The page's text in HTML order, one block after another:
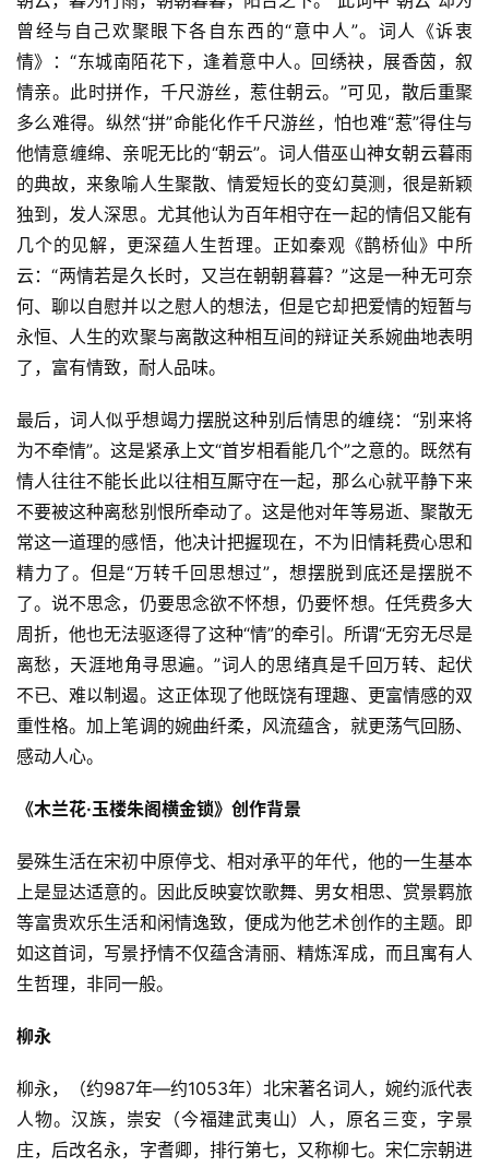
首
页
曾经与自己欢聚眼下各自东西的“意中人”。词人《诉衷
情》：“东城南陌花下，逢着意中人。回绣袂，展香茵，叙
情亲。此时拼作，千尺游丝，惹住朝云。”可见，散后重聚
多么难得。纵然“拼”命能化作千尺游丝，怕也难“惹”得住与
他情意缠绵、亲呢无比的“朝云”。词人借巫山神女朝云暮雨
的典故，来象喻人生聚散、情爱短长的变幻莫测，很是新颖
独到，发人深思。尤其他认为百年相守在一起的情侣又能有
几个的见解，更深蕴人生哲理。正如秦观《鹊桥仙》中所
云：“两情若是久长时，又岂在朝朝暮暮？”这是一种无可奈
何、聊以自慰并以之慰人的想法，但是它却把爱情的短暂与
永恒、人生的欢聚与离散这种相互间的辩证关系婉曲地表明
了，富有情致，耐人品味。
最后，词人似乎想竭力摆脱这种别后情思的缠绕：“别来将
为不牵情”。这是紧承上文“首岁相看能几个”之意的。既然有
情人往往不能长此以往相互厮守在一起，那么心就平静下来
不要被这种离愁别恨所牵动了。这是他对年等易逝、聚散无
常这一道理的感悟，他决计把握现在，不为旧情耗费心思和
精力了。但是“万转千回思想过”，想摆脱到底还是摆脱不
了。说不思念，仍要思念欲不怀想，仍要怀想。任凭费多大
周折，他也无法驱逐得了这种“情”的牵引。所谓“无穷无尽是
离愁，天涯地角寻思遍。”词人的思绪真是千回万转、起伏
不已、难以制遏。这正体现了他既饶有理趣、更富情感的双
重性格。加上笔调的婉曲纤柔，风流蕴含，就更荡气回肠、
感动人心。
《木兰花·玉楼朱阁横金锁》创作背景
晏殊生活在宋初中原停戈、相对承平的年代，他的一生基本
上是显达适意的。因此反映宴饮歌舞、男女相思、赏景羁旅
等富贵欢乐生活和闲情逸致，便成为他艺术创作的主题。即
如这首词，写景抒情不仅蕴含清丽、精炼浑成，而且寓有人
生哲理，非同一般。
柳永
柳永，（约987年—约1053年）北宋著名词人，婉约派代表
人物。汉族，崇安（今福建武夷山）人，原名三变，字景
庄，后改名永，字耆卿，排行第七，又称柳七。宋仁宗朝进